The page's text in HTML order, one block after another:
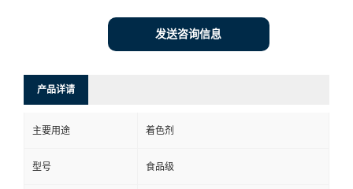
发送咨询信息
产品详请
主要用途 着色剂
型号 食品级